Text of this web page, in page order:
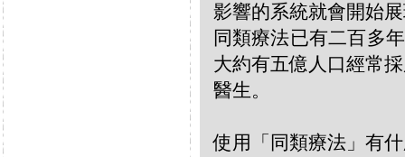
影響的系統就會開始
同類療法已有二百多
大約有五億人口經常
醫生。
使用「同類療法」有